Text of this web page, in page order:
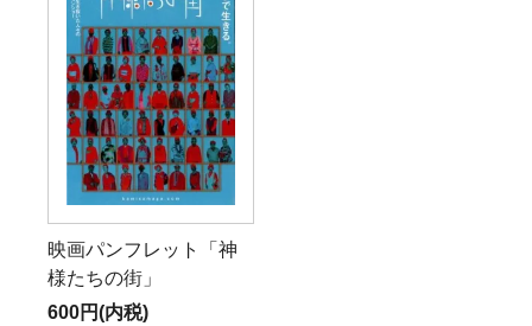
映画パンフレット「神
様たちの街」
600円(内税)